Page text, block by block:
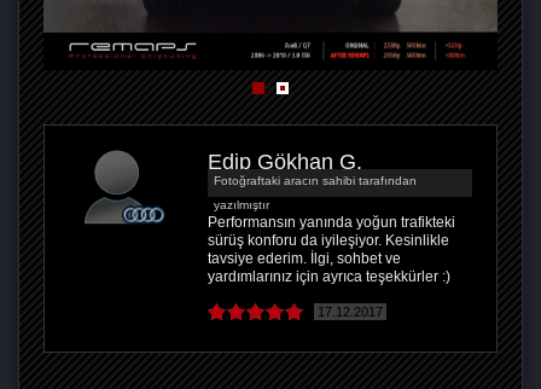
Edip Gökhan G.
Fotoğraftaki aracın sahibi tarafından
yazılmıştır
Performansın yanında yoğun trafikteki
sürüş konforu da iyileşiyor. Kesinlikle
tavsiye ederim. İlgi, sohbet ve
yardımlarınız için ayrıca teşekkürler :)
17.12.2017